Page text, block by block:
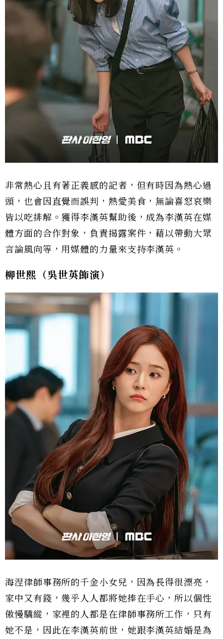
非常熱心且有著正義感的記者，但有時因為熱心過
頭，也會因直覺而誤判，熱愛美食，無論喜怒哀樂
皆以吃排解。獲得李漢英幫助後，成為李漢英在媒
體方面的合作對象，負責揭露案件，藉以帶動大眾
言論風向等，用媒體的力量來支持李漢英。
柳世熙（吳世英飾演）
海涅律師事務所的千金小女兒，因為長得很漂亮，
家中又有錢，幾乎人人都將她捧在手心，所以個性
傲慢驕縱，家裡的人都是在律師事務所工作，只有
她不是，因此在李漢英前世，她跟李漢英結婚是為